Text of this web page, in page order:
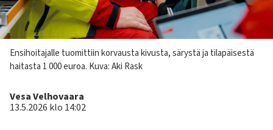
Kuvateksti
Ensihoitajalle tuomittiin korvausta kivusta, särystä ja tilapäisestä
haitasta 1 000 euroa. Kuva: Aki Rask
Kirjoittaja
Vesa Velhovaara
13.5.2026 klo 14:02